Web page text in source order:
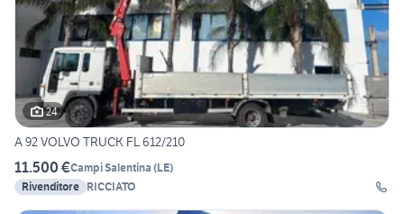
24
A 92 VOLVO TRUCK FL 612/210
11.500 €Campi Salentina (LE)
Rivenditore RICCIATO